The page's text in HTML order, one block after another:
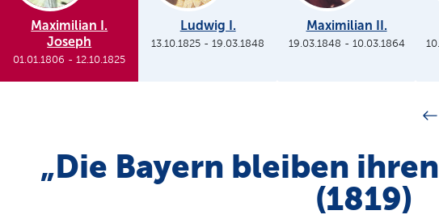
Maximilian I.
Joseph
01.01.1806 -12.10.1825
Ludwig I.
13.10.1825 -19.03.1848
Maximilian II.
19.03.1848 - 10.03.1864
„Die Bayern bleiben
(1819)